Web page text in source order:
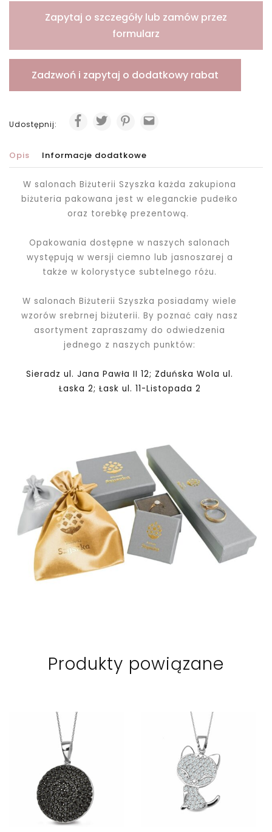
Zapytaj o szczegóły lub zamów przez
formularz
Zadzwoń i zapytaj o dodatkowy rabat
Udostępnij:
Opis Informacje dodatkowe
W salonach Biżuterii Szyszka każda zakupiona
biżuteria pakowana jestw eleganckie pudełko
oraz torebkę prezentową.
Opakowania dostępne w naszych salonach
występują w wersji ciemno lub jasnoszarej a
także w kolorystyce subtelnego różu.
W salonach Biżuterii Szyszka posiadamy wiele
wzorów srebrnej biżuterii. By poznać cały nasz
asortyment zapraszamy do odwiedzenia
jednego z naszych punktów:
Sieradz ul. Jana Pawła II 12; Zduńska Wola ul.
Łaska 2; Łask ul. 11-Listopada 2
Produkty powiązane